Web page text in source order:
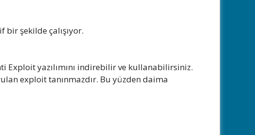
bir şekilde çalışıyor.
yazılımını indirebilir ve kullanabilirsiniz.
exploit tanınmazdır. Bu yüzden daima